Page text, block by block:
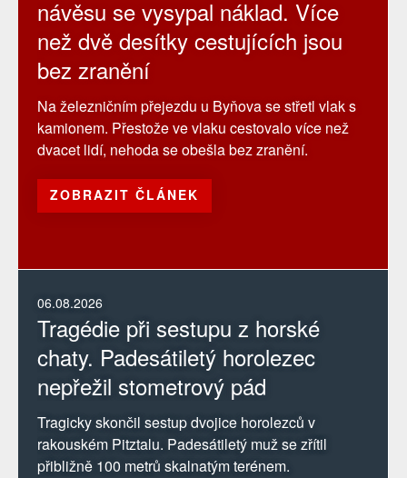
06.08.2026
Tragédie při sestupu z horské
chaty. Padesátiletý horolezec
nepřežil stometrový pád
Tragicky skončil sestup dvojice horolezců v
rakouském Pitztalu. Padesátiletý muž se zřítil
přibližně 100 metrů skalnatým terénem.
návěsu se vysypal náklad. Více
než dvě desítky cestujících jsou
bez zranění
Na železničním přejezdu u Byňova se střetl vlak s
kamionem. Přestože ve vlaku cestovalo více než
dvacet lidí, nehoda se obešla bez zranění.
ZOBRAZIT ČLÁNEK